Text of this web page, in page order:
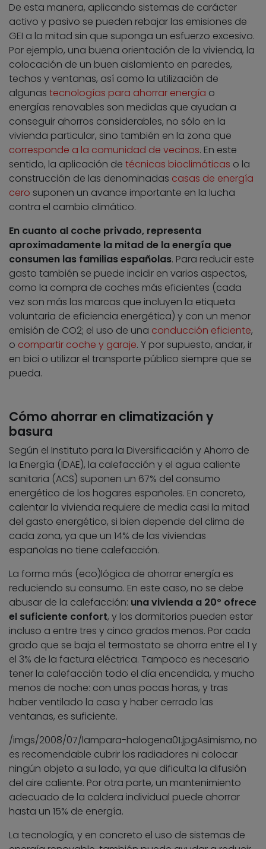
De esta manera, aplicando sistemas de carácter
activo y pasivo se pueden rebajar las emisiones de
GEI a la mitad sin que suponga un esfuerzo excesivo.
Por ejemplo, una buena orientación de la vivienda, la
colocación de un buen aislamiento en paredes,
techos y ventanas, así como la utilización de
algunas tecnologías para ahorrar energía o
energías renovables son medidas que ayudan a
conseguir ahorros considerables, no sólo en la
vivienda particular, sino también en la zona que
corresponde a la comunidad de vecinos. En este
sentido, la aplicación de técnicas bioclimáticas o la
construcción de las denominadas casas de energía
cero suponen un avance importante en la lucha
contra el cambio climático.
En cuanto al coche privado, representa
aproximadamente la mitad de la energía que
consumen las familias españolas. Para reducir este
gasto también se puede incidir en varios aspectos,
como la compra de coches más eficientes (cada
vez son más las marcas que incluyen la etiqueta
voluntaria de eficiencia energética) y con un menor
emisión de CO2; el uso de una conducción eficiente,
o compartir coche y garaje. Y por supuesto, andar, ir
en bici o utilizar el transporte público siempre que se
pueda.
Cómo ahorrar en climatización y
basura
Según el Instituto para la Diversificación y Ahorro de
la Energía (IDAE), la calefacción y el agua caliente
sanitaria (ACS) suponen un 67% del consumo
energético de los hogares españoles. En concreto,
calentar la vivienda requiere de media casi la mitad
del gasto energético, si bien depende del clima de
cada zona, ya que un 14% de las viviendas
españolas no tiene calefacción.
La forma más (eco)lógica de ahorrar energía es
reduciendo su consumo. En este caso, no se debe
abusar de la calefacción: una vivienda a 20º ofrece
el suficiente confort, y los dormitorios pueden estar
incluso a entre tres y cinco grados menos. Por cada
grado que se baja el termostato se ahorra entre el 1 y
el 3% de la factura eléctrica. Tampoco es necesario
tener la calefacción todo el día encendida, y mucho
menos de noche: con unas pocas horas, y tras
haber ventilado la casa y haber cerrado las
ventanas, es suficiente.
/imgs/2008/07/lampara-halogena01.jpgAsimismo, no
es recomendable cubrir los radiadores ni colocar
ningún objeto a su lado, ya que dificulta la difusión
del aire caliente. Por otra parte, un mantenimiento
adecuado de la caldera individual puede ahorrar
hasta un 15% de energía.
La tecnología, y en concreto el uso de sistemas de